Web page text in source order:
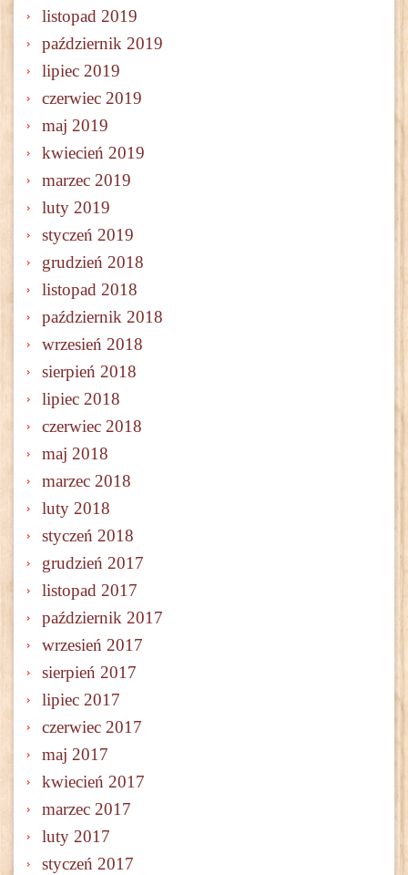
listopad 2019
październik 2019
lipiec 2019
czerwiec 2019
maj 2019
kwiecień 2019
marzec 2019
luty 2019
styczeń 2019
grudzień 2018
listopad 2018
październik 2018
wrzesień 2018
sierpień 2018
lipiec 2018
czerwiec 2018
maj 2018
marzec 2018
luty 2018
styczeń 2018
grudzień 2017
listopad 2017
październik 2017
wrzesień 2017
sierpień 2017
lipiec 2017
czerwiec 2017
maj 2017
kwiecień 2017
marzec 2017
luty 2017
styczeń 2017